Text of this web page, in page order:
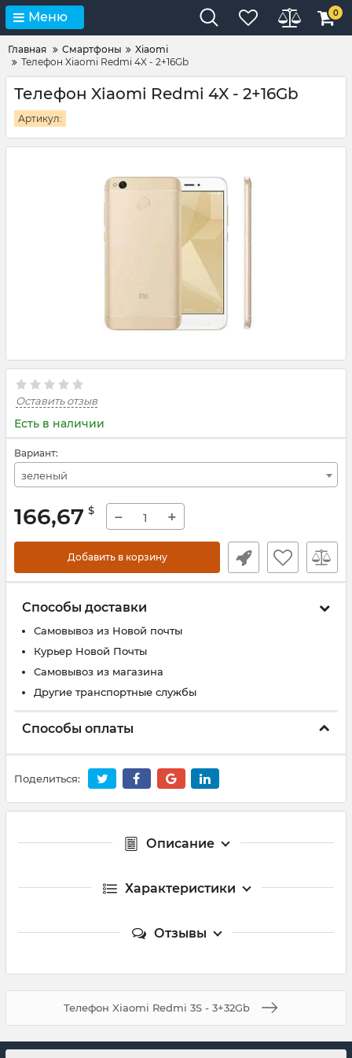
Меню 0
Главная Смартфоны
Xiaomi
Телефон Xiaomi Redmi 4X - 2+16Gb
Телефон Xiaomi Redmi 4X - 2+16Gb
Артикул:
Оставить отзыв
Есть в наличии
Вариант:
зеленый
166,67 $ − +
Добавить в корзину
Способы доставки
Самовывоз из Новой почты
Курьер Новой Почты
Самовывоз из магазина
Другие транспортные службы
Способы оплаты
Поделиться:
Описание
Характеристики
Отзывы
Телефон Xiaomi Redmi 3S - 3+32Gb